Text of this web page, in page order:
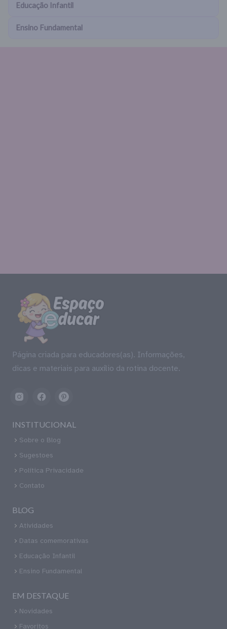
Educação Infantil
Ensino Fundamental
Página criada para educadores(as). Informações,
dicas e materiais para auxílio da rotina docente.
INSTITUCIONAL
Sobre o Blog
Sugestoes
Política Privacidade
Contato
BLOG
Atividades
Datas comemorativas
Educação Infantil
Ensino Fundamental
EM DESTAQUE
Novidades
Favoritos